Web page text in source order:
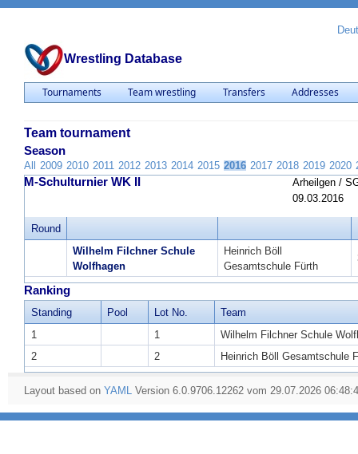
Wrestling Database
Tournaments Team wrestling Transfers Addresses
Team tournament
Season
All 2009 2010 2011 2012 2013 2014 2015 2016 2017 2018 2019 2020
M-Schulturnier WK II
Arheilgen /
09.03.2016
Round
Wilhelm Filchner Schule
Wolfhagen
Heinrich Böll
Gesamtschule Fürth
Ranking
Standing Pool Lot No.
Team
1
1
Wilhelm Filchner Schule
2
2 Heinrich Böll Gesamtschule
Layout based on YAML Version 6.0.9706.12262 vom 29.07.2026